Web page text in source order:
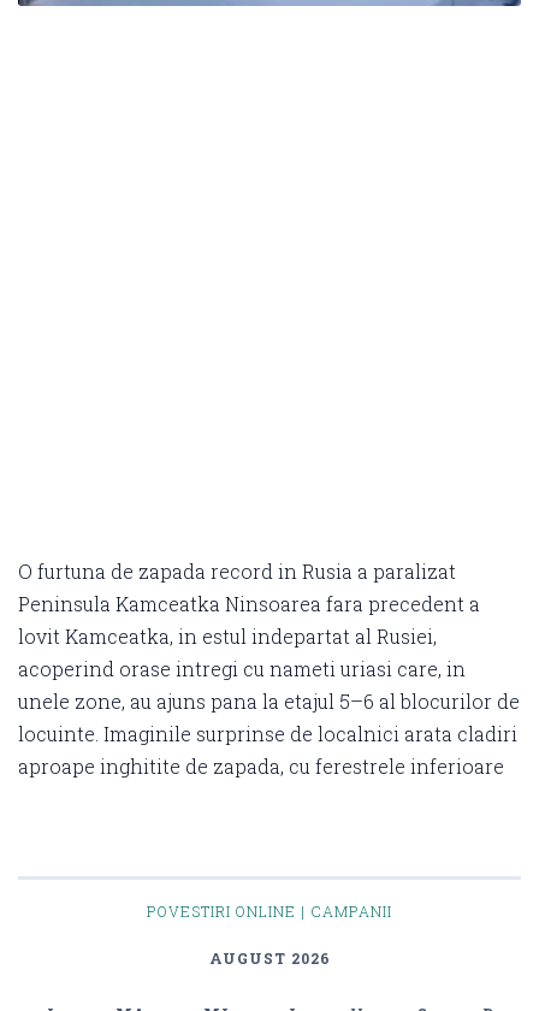
O furtuna de zapada record in Rusia a paralizat
Peninsula Kamceatka Ninsoarea fara precedent a
lovit Kamceatka, in estul indepartat al Rusiei,
acoperind orase intregi cu nameti uriasi care, in
unele zone, au ajuns pana la etajul 5–6 al blocurilor de
locuinte. Imaginile surprinse de localnici arata cladiri
aproape inghitite de zapada, cu ferestrele inferioare
POVESTIRI ONLINE | CAMPANII
AUGUST 2026